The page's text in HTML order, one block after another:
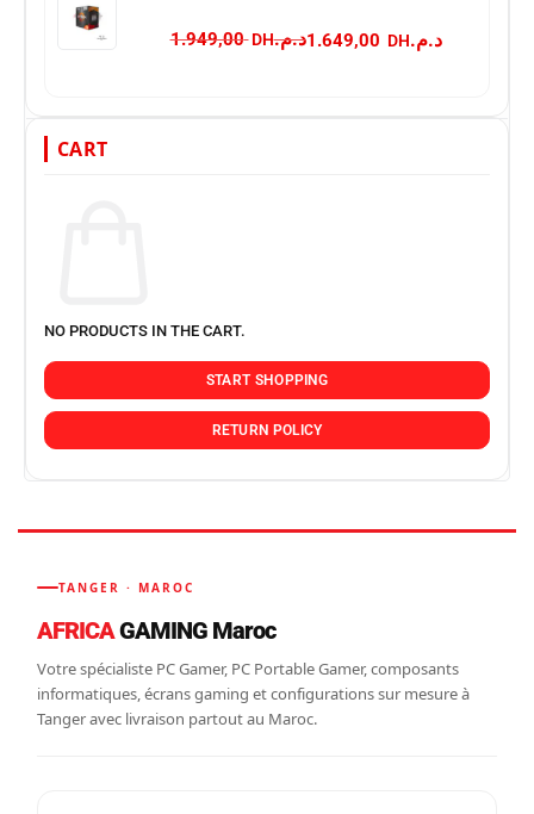
د.م. 1.949,00 د.م.
CART
NO PRODUCTS IN THE CART.
START SHOPPING
RETURN POLICY
TANGER · MAROC
AFRICAGAMING Maroc
Votre spécialiste PC Gamer, PC Portable Gamer, composants
informatiques, écrans gaming et configurations sur mesure à
Tanger avec livraison partout au Maroc.